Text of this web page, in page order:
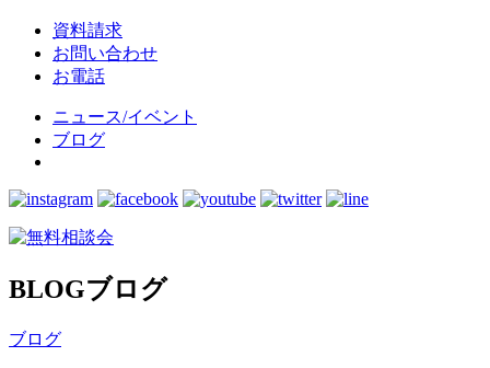
資料請求
お問い合わせ
お電話
ニュース/イベント
ブログ
BLOGブログ
ブログ